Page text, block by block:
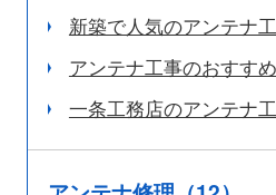
新築で人気のアンテナ
アンテナ工事のおすす
一条工務店のアンテナ